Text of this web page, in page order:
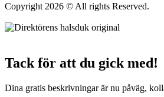
Copyright 2026 © All rights Reserved.
Tack för att du gick med!
Dina gratis beskrivningar är nu påväg,